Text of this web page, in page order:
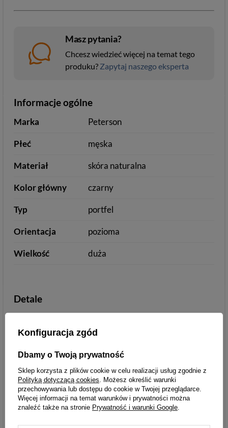
Masz pytania?
Chcesz wiedzieć więcej na temat tego
produku? Zapytaj naszego eksperta
Informacje ogólne
Marka Peterson
Płeć męska
Materiał skóra naturalna
Kolor główny czarny
Typ portfel
Orientacja pozioma
Wielkość duża
Detale
Zamknięcie
bez wzoru
Ilość przegródek
na karty
6-10
Konfiguracja zgód
Dbamy o Twoją prywatność
Sklep korzysta z plików cookie w celu realizacji usług zgodnie z
Polityką dotyczącą cookies. Możesz określić warunki
przechowywania lub dostępu do cookie w Twojej przeglądarce.
Więcej informacji na temat warunków i prywatności można
znaleźć także na stronie Prywatność i warunki Google.